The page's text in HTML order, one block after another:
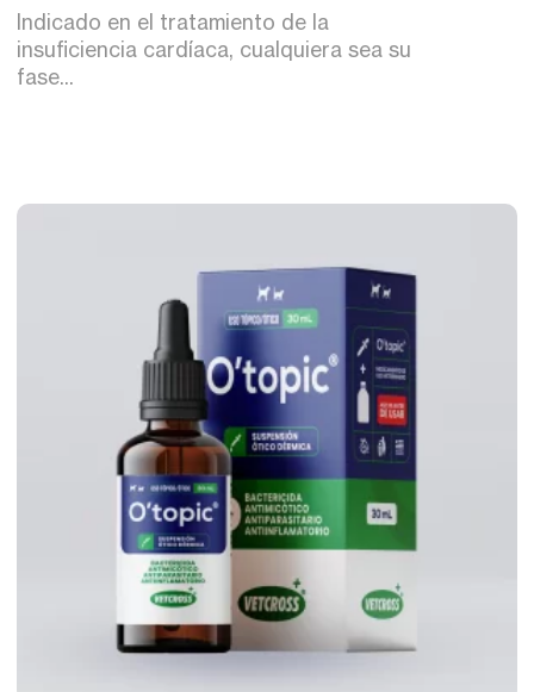
Indicado en el tratamiento de la
insuficiencia cardíaca, cualquiera sea su
fase...